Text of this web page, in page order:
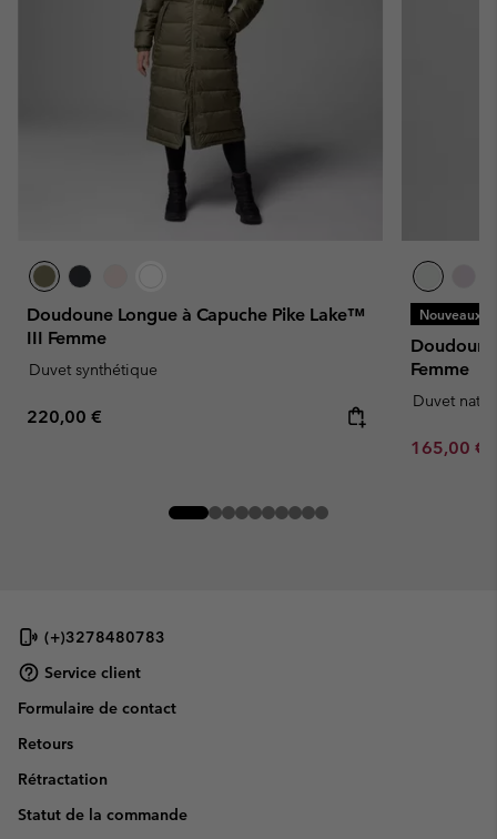
Doudoune Longue à Capuche Pike Lake™
III Femme
Duvet synthétique
Regular price:
220,00 €
Nouveaux
Femme
Duvet
Minimum
165,00 €
(+)3278480783
Service client
Formulaire de contact
Retours
Rétractation
Statut de la commande